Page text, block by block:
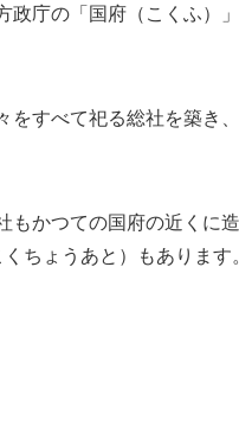
庁の「国府（こくふ）
をすべて祀る総社を築き
もかつての国府の近くに
ちょうあと）もあります